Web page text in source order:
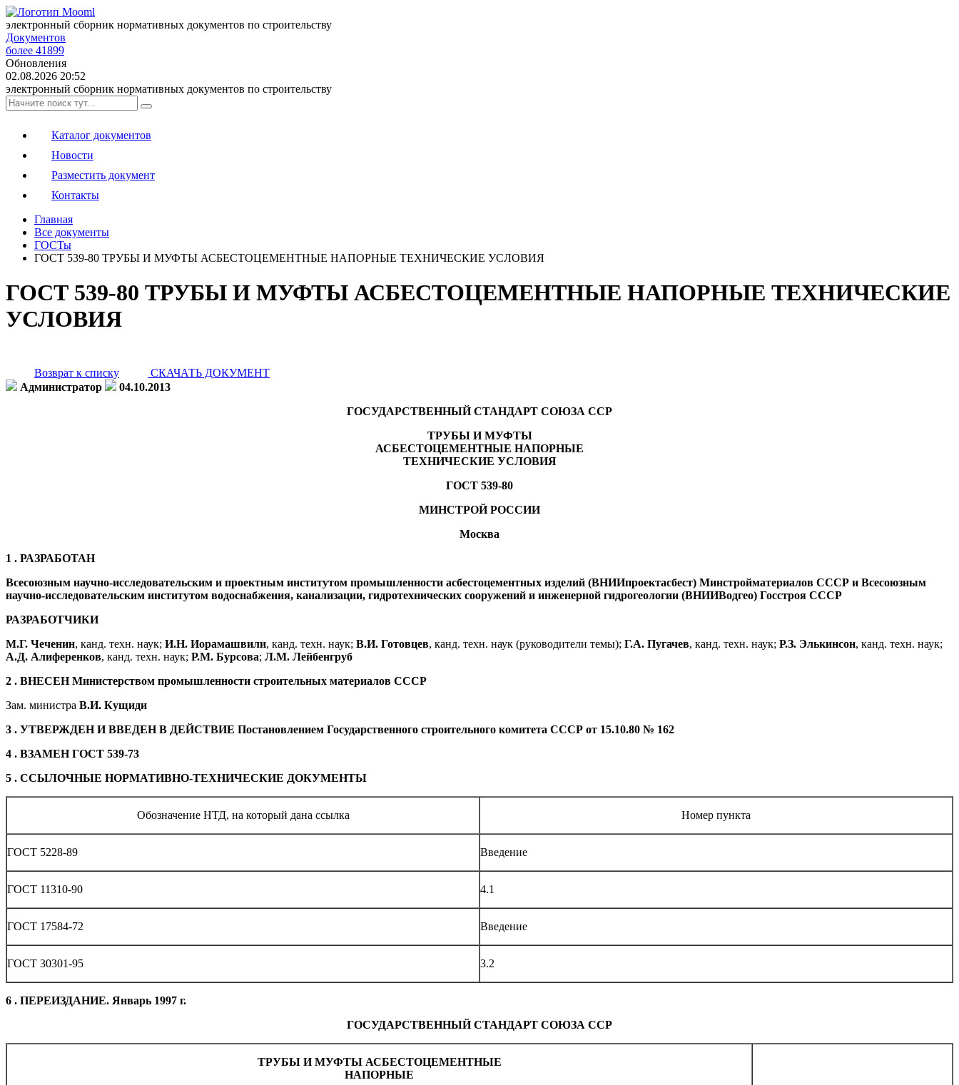
электронный сборник нормативных документов по строительству
Документов
более 41899
Обновления
02.08.2026 20:52
электронный сборник нормативных документов по строительству
Каталог документов
Новости
Разместить документ
Контакты
Главная
Все документы
ГОСТы
ГОСТ 539-80 ТРУБЫ И МУФТЫ АСБЕСТОЦЕМЕНТНЫЕ НАПОРНЫЕ ТЕХНИЧЕСКИЕ УСЛОВИЯ
ГОСТ 539-80 ТРУБЫ И МУФТЫ АСБЕСТОЦЕМЕНТНЫЕ НАПОРНЫЕ ТЕХНИЧЕСКИЕ
УСЛОВИЯ
Возврат к списку
СКАЧАТЬ ДОКУМЕНТ
Администратор
04.10.2013
ГОСУДАРСТВЕННЫЙ СТАНДАРТ СОЮЗА ССР
ТРУБЫ И МУФТЫ
АСБЕСТОЦЕМЕНТНЫЕ НАПОРНЫЕ
ТЕХНИЧЕСКИЕ УСЛОВИЯ
ГОСТ 539-80
МИНСТРОЙ РОССИИ
Москва
1 . РАЗРАБОТАН
Всесоюзным научно-исследовательским и проектным институтом промышленности асбестоцементных изделий (ВНИИпроектасбест) Минстройматериалов СССР и Всесоюзным
научно-исследовательским институтом водоснабжения, канализации, гидротехнических сооружений и инженерной гидрогеологии (ВНИИВодгео) Госстроя СССР
РАЗРАБОТЧИКИ
М.Г. Чеченин, канд. техн. наук; И.Н. Иорамашвили, канд. техн. наук; В.И. Готовцев, канд. техн. наук (руководители темы); Г.А. Пугачев, канд. техн. наук; Р.З. Элькинсон, канд. техн. наук;
А.Д. Алиференков, канд. техн. наук; Р.М. Бурсова; Л.М. Лейбенгруб
2 . ВНЕСЕН Министерством промышленности строительных материалов СССР
Зам. министра В.И. Кущиди
3 . УТВЕРЖДЕН И ВВЕДЕН В ДЕЙСТВИЕ Постановлением Государственного строительного комитета СССР от 15.10.80 № 162
4 . ВЗАМЕН ГОСТ 539-73
5 . ССЫЛОЧНЫЕ НОРМАТИВНО-ТЕХНИЧЕСКИЕ ДОКУМЕНТЫ
Обозначение НТД, на который дана ссылка Номер пункта
ГОСТ 5228-89 Введение
ГОСТ 11310-90 4.1
ГОСТ 17584-72 Введение
ГОСТ 30301-95 3.2
6 . ПЕРЕИЗДАНИЕ. Январь 1997 г.
ГОСУДАРСТВЕННЫЙ СТАНДАРТ СОЮЗА ССР
ТРУБЫ И МУФТЫ АСБЕСТОЦЕМЕНТНЫЕ
НАПОРНЫЕ